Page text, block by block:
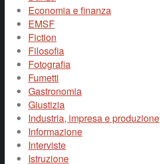
Economia e finanza
EMSF
Fiction
Filosofia
Fotografia
Fumetti
Gastronomia
Giustizia
Industria, impresa e produzione
Informazione
Interviste
Istruzione